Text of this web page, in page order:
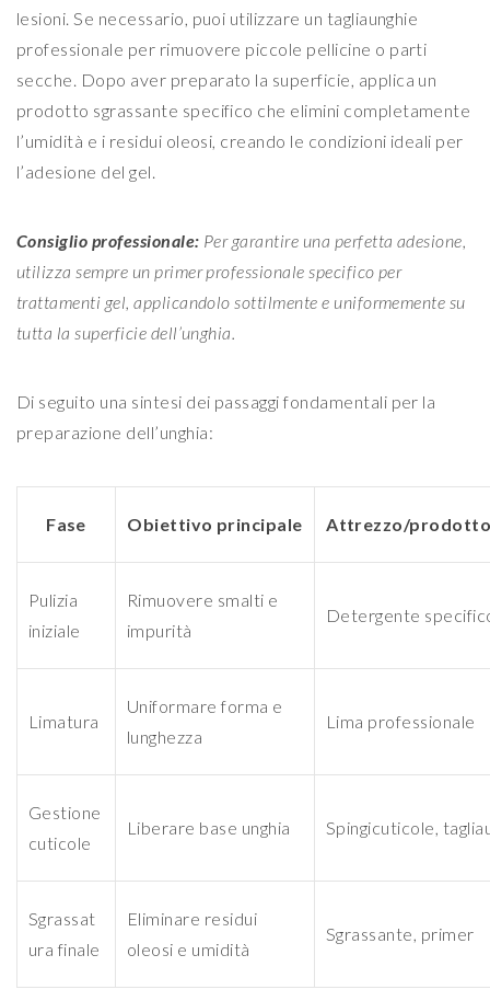
lesioni. Se necessario, puoi utilizzare un tagliaunghie
professionale per rimuovere piccole pellicine o parti
secche. Dopo aver preparato la superficie, applica un
prodotto sgrassante specifico che elimini completamente
l’umidità e i residui oleosi, creando le condizioni ideali per
l’adesione del gel.
Consiglio professionale: Per garantire una perfetta adesione,
utilizza sempre un primer professionale specifico per
trattamenti gel, applicandolo sottilmente e uniformemente su
tutta la superficie dell’unghia.
Di seguito una sintesi dei passaggi fondamentali per la
preparazione dell’unghia:
Fase Obiettivo principale Attrezzo/
Pulizia
iniziale
Rimuovere smalti e
impurità
Detergente
Limatura
Uniformare forma e
lunghezza
Lima professionale
Gestione
cuticole
Liberare base unghia Spingicuticole,
Sgrassat
ura finale
Eliminare residui
oleosi e umidità
Sgrassante, primer